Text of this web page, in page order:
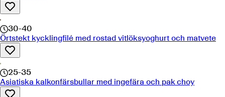
30-40
Örtstekt kycklingfilé med rostad vitlöksyoghurt och matvete
25-35
Asiatiska kalkonfärsbullar med ingefära och pak choy